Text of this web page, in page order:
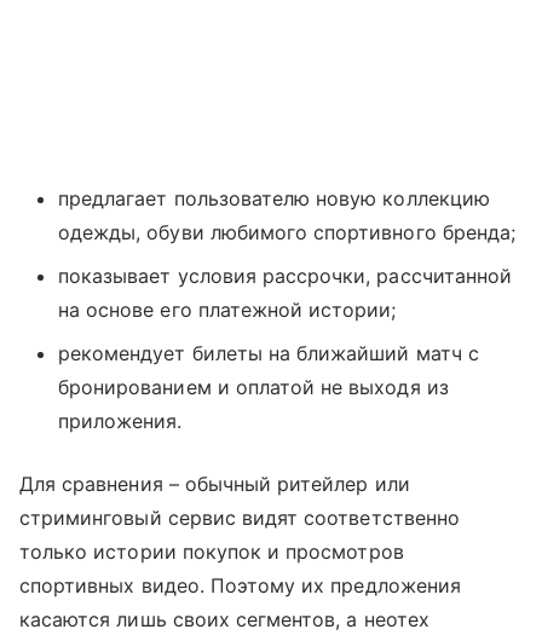
предлагает пользователю новую коллекцию
одежды, обуви любимого спортивного бренда;
показывает условия рассрочки, рассчитанной
на основе его платежной истории;
рекомендует билеты на ближайший матч с
бронированием и оплатой не выходя из
приложения.
Для сравнения – обычный ритейлер или
стриминговый сервис видят соответственно
только истории покупок и просмотров
спортивных видео. Поэтому их предложения
касаются лишь своих сегментов, а неотех